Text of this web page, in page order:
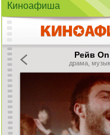
Киноафиша